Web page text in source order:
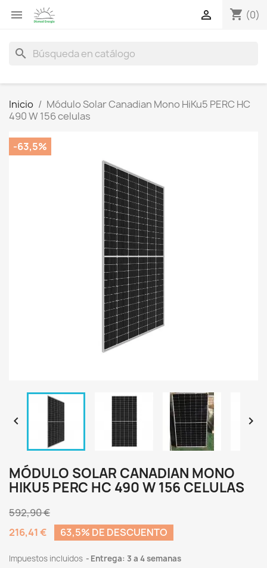
 shopping_cart (0)

search
Inicio
Módulo Solar Canadian Mono HiKu5 PERC HC
490 W 156 celulas
-63,5%
 
MÓDULO SOLAR CANADIAN MONO
HIKU5 PERC HC 490 W 156 CELULAS
592,90 €
216,41 €
63,5% DE DESCUENTO
Impuestos incluidos Entrega: 3 a 4 semanas